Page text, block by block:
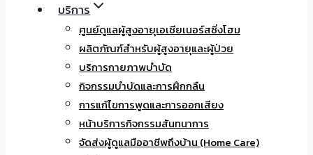
บริการ
ศูนย์ดูแลผู้สูงอายุเอเชียเนอร์สซิ่งโฮม
ผลิตภัณฑ์สำหรับผู้สูงอายุและผู้ป่วย
บริการกายภาพบำบัด
กิจกรรมบำบัดและการฝึกกลืน
การแก้ไขการพูดและการออกเสียง
หน้าบริการกิจกรรมสันทนาการ
จัดส่งผู้ดูแลมืออาชีพถึงบ้าน (Home Care)